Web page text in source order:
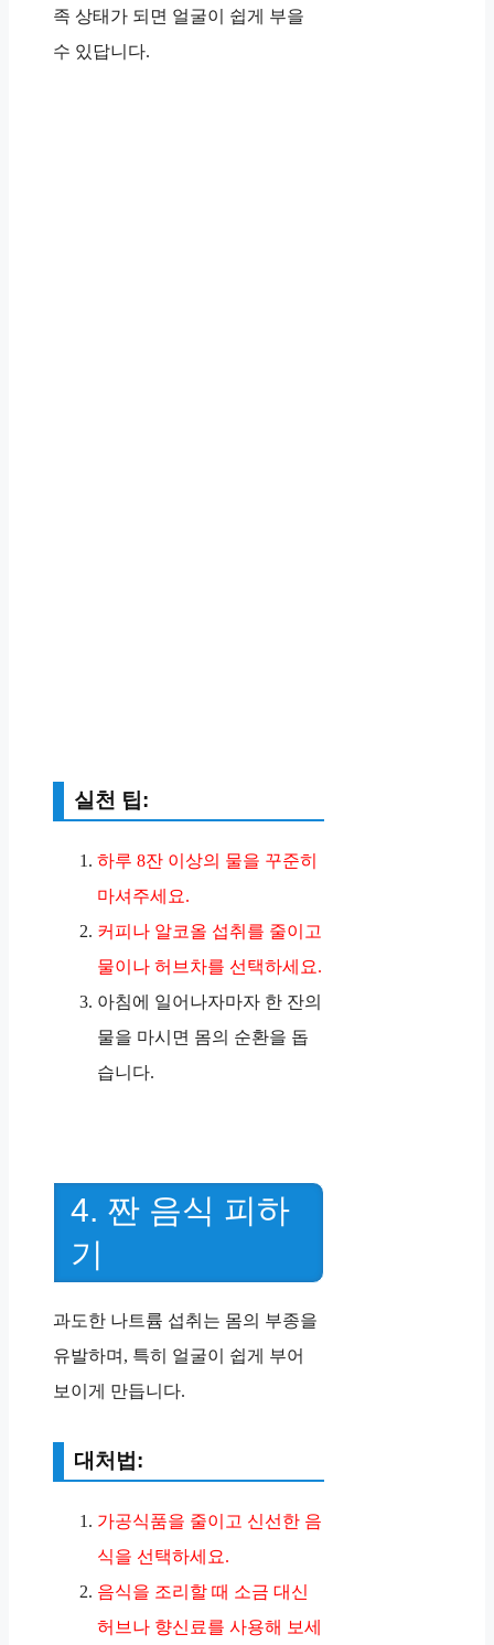
족 상태가 되면 얼굴이 쉽게 부을
수 있답니다.
실천 팁:
하루 8잔 이상의 물을 꾸준히
마셔주세요.
커피나 알코올 섭취를 줄이고
물이나 허브차를 선택하세요.
아침에 일어나자마자 한 잔의
물을 마시면 몸의 순환을 돕
습니다.
4. 짠 음식 피하
기
과도한 나트륨 섭취는 몸의 부종을
유발하며, 특히 얼굴이 쉽게 부어
보이게 만듭니다.
대처법:
가공식품을 줄이고 신선한 음
식을 선택하세요.
음식을 조리할 때 소금 대신
허브나 향신료를 사용해 보세